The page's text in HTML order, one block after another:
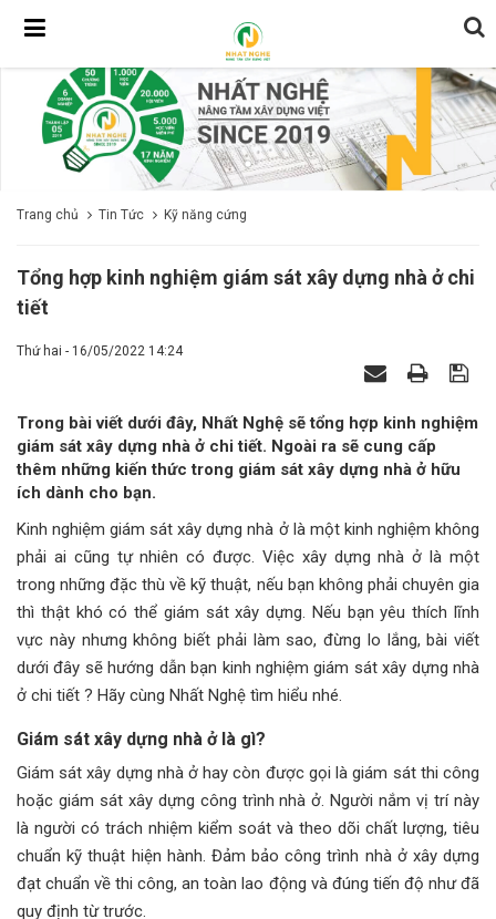
Trang chủ Tin Tức Kỹ năng cứng
Tổng hợp kinh nghiệm giám sát xây dựng nhà ở chi
tiết
Thứ hai - 16/05/2022 14:24
Trong bài viết dưới đây, Nhất Nghệ sẽ tổng hợp kinh nghiệm
giám sát xây dựng nhà ở chi tiết. Ngoài ra sẽ cung cấp
thêm những kiến thức trong giám sát xây dựng nhà ở hữu
ích dành cho bạn.
Kinh nghiệm giám sát xây dựng nhà ở là một kinh nghiệm không
phải ai cũng tự nhiên có được. Việc xây dựng nhà ở là một
trong những đặc thù về kỹ thuật, nếu bạn không phải chuyên gia
thì thật khó có thể giám sát xây dựng. Nếu bạn yêu thích lĩnh
vực này nhưng không biết phải làm sao, đừng lo lắng, bài viết
dưới đây sẽ hướng dẫn bạn kinh nghiệm giám sát xây dựng nhà
ở chi tiết ? Hãy cùng Nhất Nghệ tìm hiểu nhé.
Giám sát xây dựng nhà ở là gì?
Giám sát xây dựng nhà ở hay còn được gọi là giám sát thi công
hoặc giám sát xây dựng công trình nhà ở. Người nắm vị trí này
là người có trách nhiệm kiểm soát và theo dõi chất lượng, tiêu
chuẩn kỹ thuật hiện hành. Đảm bảo công trình nhà ở xây dựng
đạt chuẩn về thi công, an toàn lao động và đúng tiến độ như đã
quy định từ trước.